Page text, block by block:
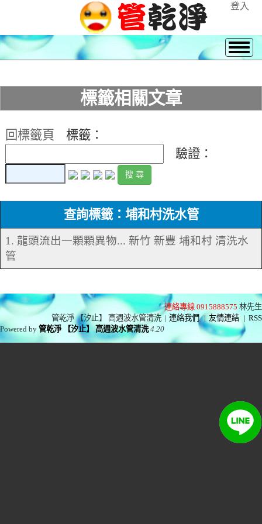
登入
標籤相關文章
回標籤頁
標籤：
驗證：
查詢標籤：埔和村洗水管
1. 龍頭流出一顆顆異物... 新竹 新豐 埔和村 清洗水
管
連絡專線 0915888575 林先生
管乾淨 【汐止】 高週波水管清洗 | 連絡我們 | 友情連結 | RSS
Powered by管乾淨 【汐止】 高週波水管清洗 4.20